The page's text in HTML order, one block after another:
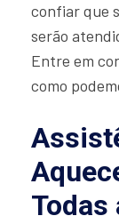
confiar que
serão
Entre em
como
Todas